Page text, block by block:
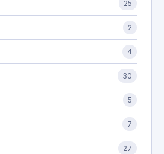
25
2
4
30
5
7
27